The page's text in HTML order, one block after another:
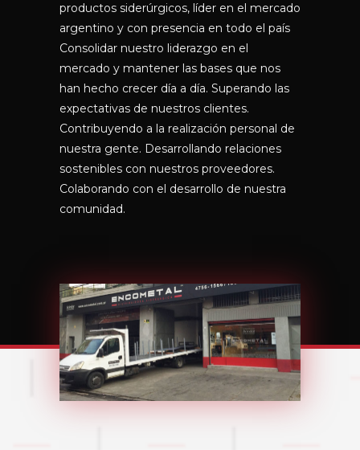
productos siderúrgicos, líder en el mercado
argentino y con presencia en todo el país
Consolidar nuestro liderazgo en el
mercado y mantener las bases que nos
han hecho crecer día a día. Superando las
expectativas de nuestros clientes.
Contribuyendo a la realización personal de
nuestra gente. Desarrollando relaciones
sostenibles con nuestros proveedores.
Colaborando con el desarrollo de nuestra
comunidad.